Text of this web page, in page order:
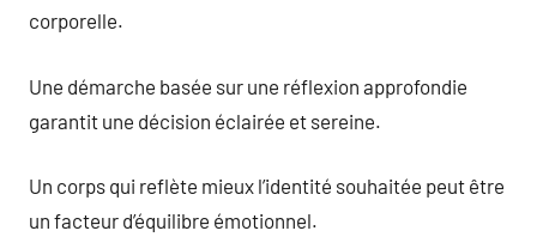
corporelle.
Une démarche basée sur une réflexion approfondie
garantit une décision éclairée et sereine.
Un corps qui reflète mieux l’identité souhaitée peut être
un facteur d’équilibre émotionnel.